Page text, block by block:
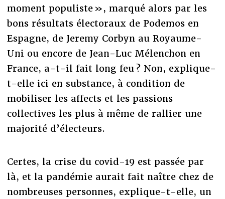
moment populiste », marqué alors par les
bons résultats électoraux de Podemos en
Espagne, de Jeremy Corbyn au Royaume-
Uni ou encore de Jean-Luc Mélenchon en
France, a-t-il fait long feu ? Non, explique-
t-elle ici en substance, à condition de
mobiliser les affects et les passions
collectives les plus à même de rallier une
majorité d’électeurs.
Certes, la crise du covid-19 est passée par
là, et la pandémie aurait fait naître chez de
nombreuses personnes, explique-t-elle, un